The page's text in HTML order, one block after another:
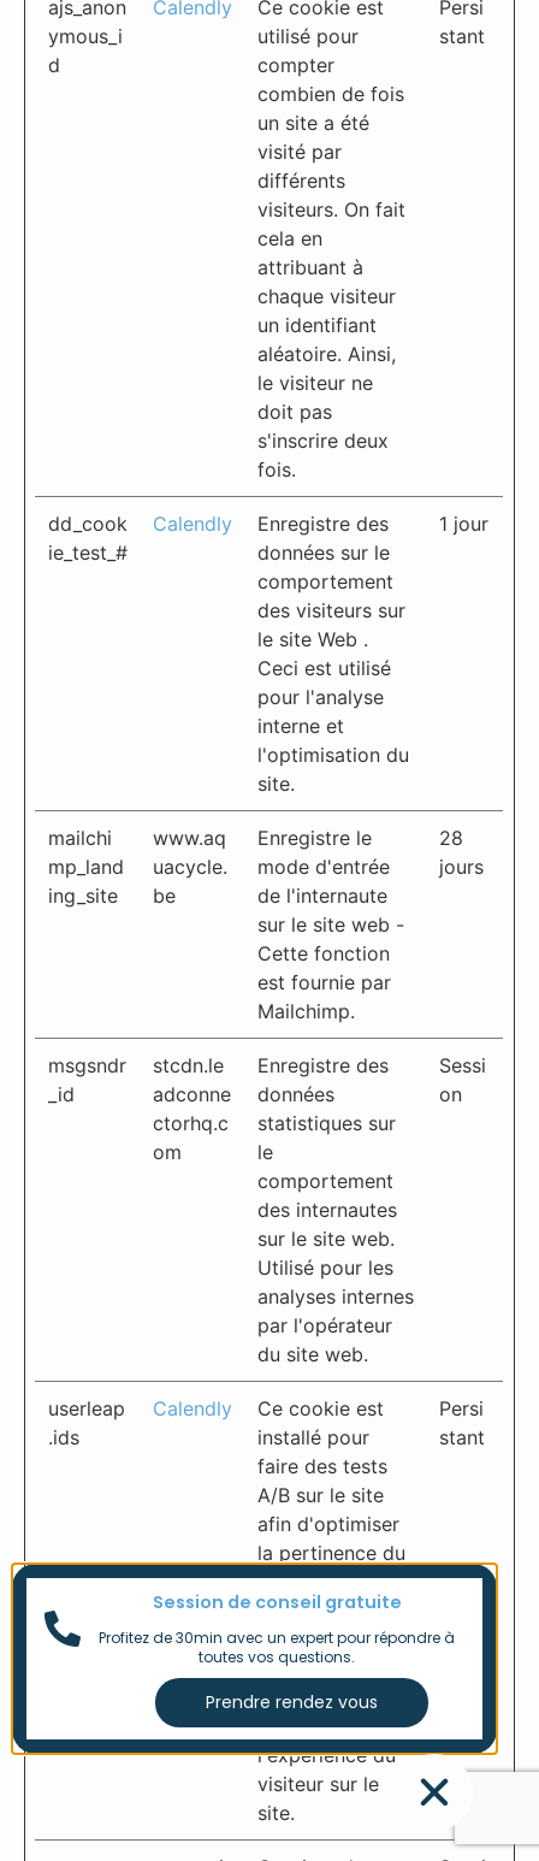
ajs_anon
ymous_i
d
Calendly
Ce cookie est
utilisé pour
compter
combien de fois
un site a été
visité par
différents
visiteurs. On fait
cela en
attribuant à
chaque visiteur
un identifiant
aléatoire. Ainsi,
le visiteur ne
doit pas
s'inscrire deux
fois.
Persi
stant
dd_cook
ie_test_#
Calendly
Enregistre des
données sur le
comportement
des visiteurs sur
le site Web .
Ceci est utilisé
pour l'analyse
interne et
l'optimisation du
site.
1 jour
mailchi
mp_land
ing_site
www.aq
uacycle.
be
Enregistre le
mode d'entrée
de l'internaute
sur le site web -
Cette fonction
est fournie par
Mailchimp.
28
jours
msgsndr
_id
stcdn.le
adconne
ctorhq.c
om
Enregistre des
données
statistiques sur
le
comportement
des internautes
sur le site web.
Utilisé pour les
analyses internes
par l'opérateur
du site web.
Sessi
on
userleap
.ids
Calendly
Ce cookie est
installé pour
faire des tests
A/B sur le site
afin d'optimiser
la pertinence du
site pour le
visiteur. Ce
cookie peut
également être
installé pour
améliorer
l'expérience du
visiteur sur le
site.
Persi
stant
Session de conseil gratuite
Profitez de 30min avec un expert pour répondre à
toutes vos questions.